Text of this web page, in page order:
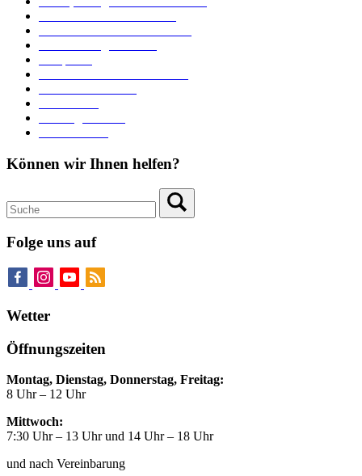
Können wir Ihnen helfen?
Folge uns auf
Wetter
Öffnungszeiten
Montag, Dienstag, Donnerstag, Freitag:
8 Uhr – 12 Uhr
Mittwoch:
7:30 Uhr – 13 Uhr und 14 Uhr – 18 Uhr
und nach Vereinbarung